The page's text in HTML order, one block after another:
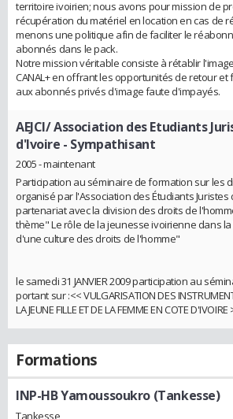
territoire ivoirien; nous avons pour mission de
récupération du matériel en location en cas de
menons une politique afin de faciliter le
abonnés dans le pack.
Notre mission véritable consiste à rétablir
CANAL+ en offrant les opportunités de retour et
aux abonnés privés d'image faute d'impayés.
AEJCI/ Association des Etudiants
d'Ivoire - Sympathisant
2005 - maintenant
Participation au séminaire de formation sur les
organisé par l'Association des Étudiants Juristes
partenariat avec la division des droits de
thème" Le rôle de la jeunesse ivoirienne dans
d'une culture des droits de l'homme"
le samedi 31 JANVIER 2009 participation au
portant sur :<< VULGARISATION DES
LA JEUNE FILLE ET DE LA FEMME EN COTE D'IVOIRE
Formations
INP-HB Yamoussoukro (Tankesse)
Tankesse